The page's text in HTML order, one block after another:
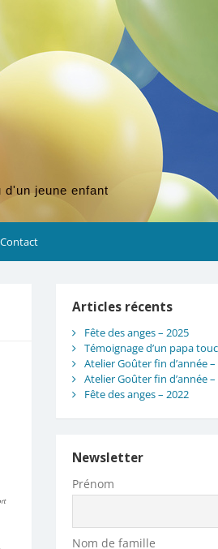
jeune enfant
Contact
Articles récents
Fête des anges – 2025
Témoignage d’un papa
Atelier Goûter fin d’année
Atelier Goûter fin d’année
Fête des anges – 2022
Newsletter
Prénom
Nom de famille